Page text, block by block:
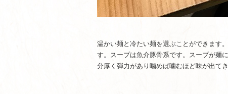
温かい麺と冷たい麺を選ぶことができます
す。スープは魚介豚骨系です。スープが麺
分厚く弾力があり噛めば噛むほど味が出て